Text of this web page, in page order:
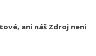
ani náš Zdroj není